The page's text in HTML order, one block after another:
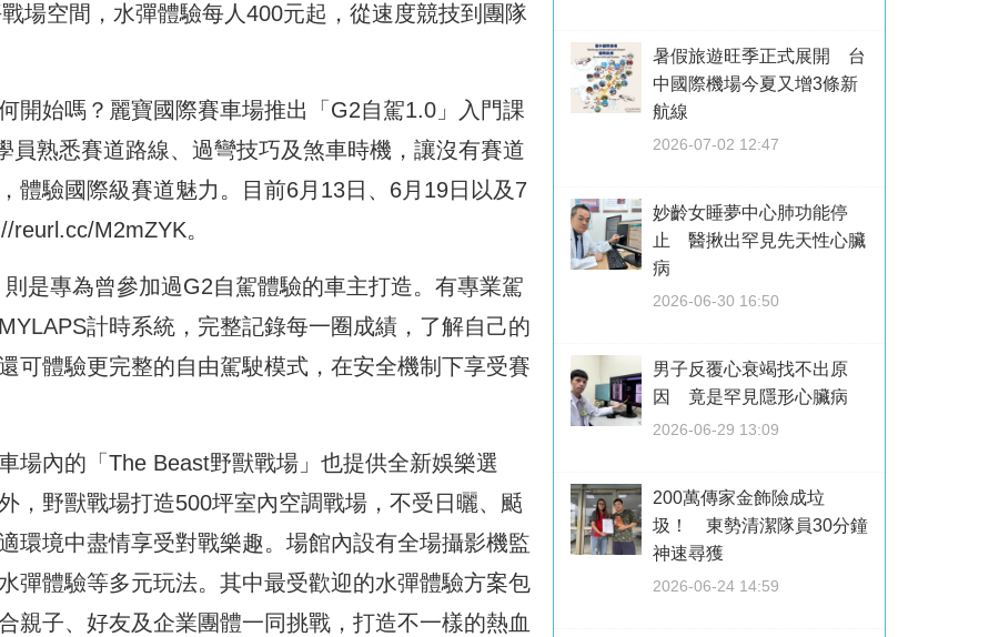
場空間，水彈體驗每人400元起，從速度競技到團隊
開始嗎？麗寶國際賽車場推出「G2自駕1.0」入門課
員熟悉賽道路線、過彎技巧及煞車時機，讓沒有賽道
體驗國際級賽道魅力。目前6月13日、6月19日以及7
reurl.cc/M2mZYK。
是專為曾參加過G2自駕體驗的車主打造。有專業駕
計時系統，完整記錄每一圈成績，了解自己的
可體驗更完整的自由駕駛模式，在安全機制下享受賽
場內的「The Beast野獸戰場」也提供全新娛樂選
，野獸戰場打造500坪室內空調戰場，不受日曬、颳
環境中盡情享受對戰樂趣。場館內設有全場攝影機監
彈體驗等多元玩法。其中最受歡迎的水彈體驗方案包
親子、好友及企業團體一同挑戰，打造不一樣的熱血
暑假旅遊旺季正式展開 台
中國際機場今夏又增3條新
航線
2026-07-02 12:47
妙齡女睡夢中心肺功能停
止 醫揪出罕見先天性心臟
病
2026-06-30 16:50
男子反覆心衰竭找不出原
因 竟是罕見隱形心臟病
2026-06-29 13:09
200萬傳家金飾險成垃
圾！ 東勢清潔隊員30分鐘
神速尋獲
2026-06-24 14:59